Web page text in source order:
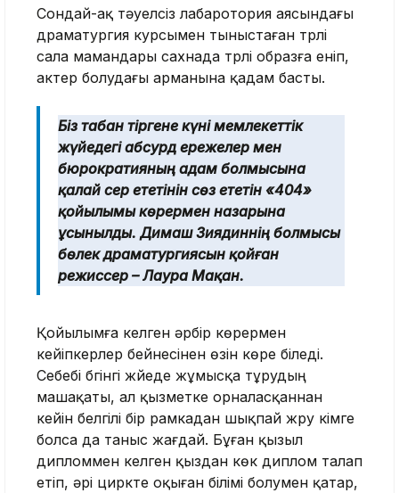
Сондай-ақ тәуелсіз лабаротория аясындағы
драматургия курсымен тыныстаған түрлі
сала мамандары сахнада түрлі образға еніп,
актер болудағы арманына қадам басты.
Біз табан тіргене күні мемлекеттік
жүйедегі абсурд ережелер мен
бюрократияның адам болмысына
қалай әсер ететінін сөз ететін «404»
қойылымы көрермен назарына
ұсынылды. Димаш Зиядиннің болмысы
бөлек драматургиясын қойған
режиссер – Лаура Мақан.
Қойылымға келген әрбір көрермен
кейіпкерлер бейнесінен өзін көре біледі.
Себебі бүгінгі жүйеде жұмысқа тұрудың
машақаты, ал қызметке орналасқаннан
кейін белгілі бір рамкадан шықпай жүру кімге
болса да таныс жағдай. Бұған қызыл
дипломмен келген қыздан көк диплом талап
етіп, әрі циркте оқыған білімі болумен қатар,